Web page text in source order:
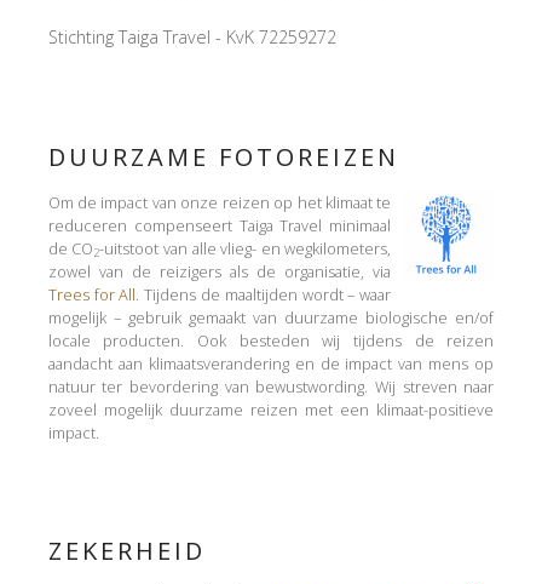
Stichting Taiga Travel - KvK 72259272
DUURZAME FOTOREIZEN
Om de impact van onze reizen op het klimaat te
reduceren compenseert Taiga Travel minimaal
de CO2-uitstoot van alle vlieg- en wegkilometers,
zowel van de reizigers als de organisatie, via
Trees for All. Tijdens de maaltijden wordt – waar
mogelijk – gebruik gemaakt van duurzame biologische en/of
locale producten. Ook besteden wij tijdens de reizen
aandacht aan klimaatsverandering en de impact van mens op
natuur ter bevordering van bewustwording. Wij streven naar
zoveel mogelijk duurzame reizen met een klimaat-positieve
impact.
ZEKERHEID